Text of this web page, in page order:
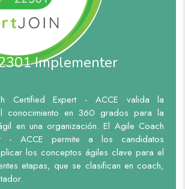
Implementer
Certified Expert - ACCE valida la
conocimiento en 360 grados para la
en una organización. El Agile Coach
- ACCE permite a los candidatos
los conceptos ágiles clave para el
etapas, que se clasifican en coach,